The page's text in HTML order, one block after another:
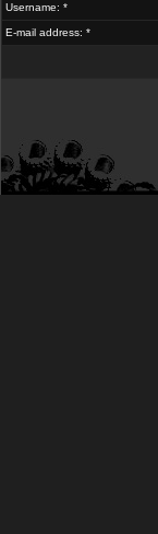
Username: *
E-mail address: *